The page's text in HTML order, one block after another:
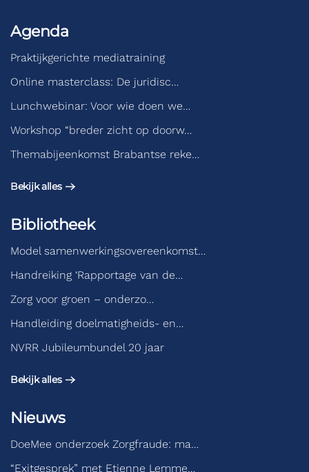
Agenda
Praktijkgerichte mediatraining
Online masterclass: De juridisc…
Lunchwebinar: Voor wie doen we…
Workshop “breder zicht op doorw…
Themabijeenkomst Brabantse reke…
Bekijk alles
Bibliotheek
Model samenwerkingsovereenkomst…
Handreiking ‘Rapportage van de…
Zorg voor groen – onderzo…
Handleiding doelmatigheids- en…
NVRR Jubileumbundel 20 jaar
Bekijk alles
Nieuws
DoeMee onderzoek Zorgfraude: ma…
“Exitgesprek” met Etienne Lemme…